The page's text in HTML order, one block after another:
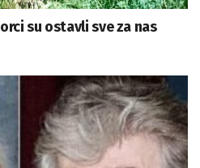
su ostavli sve za nas